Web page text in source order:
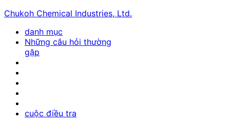
Chukoh Chemical Industries, Ltd.
danh mục
Những câu hỏi thường
gặp
cuộc điều tra